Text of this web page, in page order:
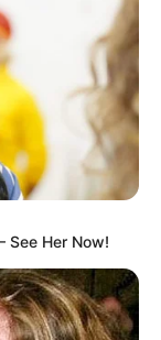
See Her Now!